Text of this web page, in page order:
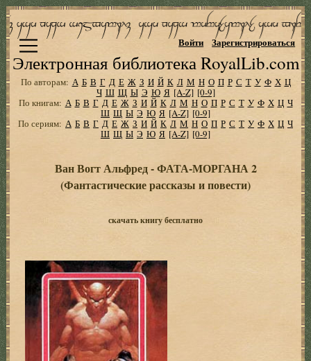
Электронная библиотека RoyalLib.com
Войти Зарегистрироваться
По авторам: А Б В Г Д Е Ж З И Й К Л М Н О П Р С Т У Ф Х Ц
Ч Ш Щ Ы Э Ю Я [A-Z] [0-9]
По книгам: А Б В Г Д Е Ж З И Й К Л М Н О П Р С Т У Ф Х Ц Ч
Ш Щ Ы Э Ю Я [A-Z] [0-9]
По сериям: А Б В Г Д Е Ж З И Й К Л М Н О П Р С Т У Ф Х Ц Ч
Ш Щ Ы Э Ю Я [A-Z] [0-9]
Ван Вогт Альфред - ФАТА-МОРГАНА 2
(Фантастические рассказы и повести)
скачать книгу бесплатно